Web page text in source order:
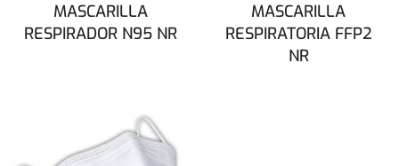
MASCARILLA
RESPIRADOR N95 NR
MASCARILLA
RESPIRATORIA FFP2
NR